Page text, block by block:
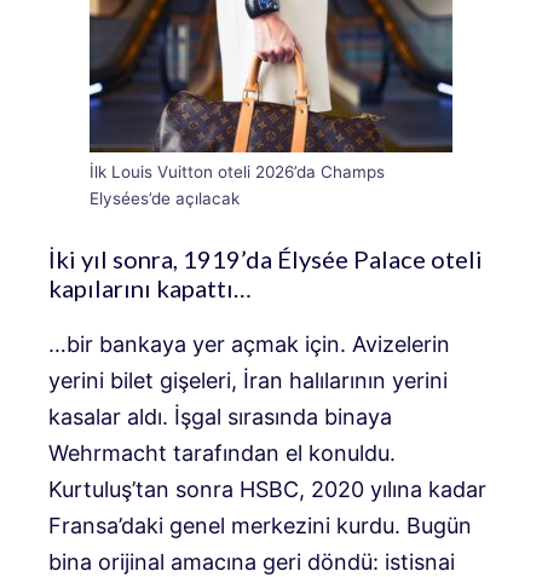
İlk Louis Vuitton oteli 2026’da Champs
Elysées’de açılacak
İki yıl sonra, 1919’da Élysée Palace oteli
kapılarını kapattı…
…bir bankaya yer açmak için. Avizelerin
yerini bilet gişeleri, İran halılarının yerini
kasalar aldı. İşgal sırasında binaya
Wehrmacht tarafından el konuldu.
Kurtuluş’tan sonra HSBC, 2020 yılına kadar
Fransa’daki genel merkezini kurdu. Bugün
bina orijinal amacına geri döndü: istisnai